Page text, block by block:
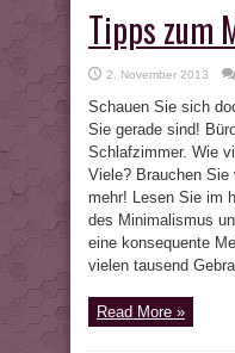
Tipps zum
2. November 2013
Schauen Sie sich
Sie gerade sind!
Schlafzimmer. Wie
Viele? Brauchen
mehr! Lesen Sie im
des Minimalismus
eine konsequente
vielen tausend
Read More »